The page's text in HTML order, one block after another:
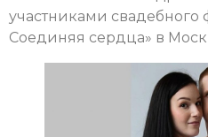
участниками свадебного
Соединяя сердца» в